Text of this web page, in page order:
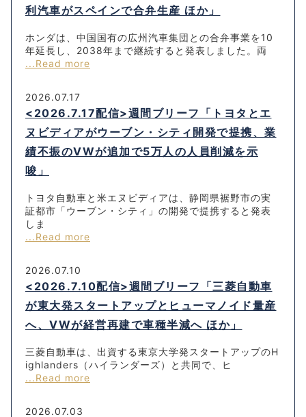
利汽車がスペインで合弁生産 ほか」
ホンダは、中国国有の広州汽車集団との合弁事業を10
年延長し、2038年まで継続すると発表しました。両
...Read more
2026.07.17
<2026.7.17配信>週間ブリーフ「トヨタとエ
ヌビディアがウーブン・シティ開発で提携、業
績不振のVWが追加で5万人の人員削減を示
唆」
トヨタ自動車と米エヌビディアは、静岡県裾野市の実
証都市「ウーブン・シティ」の開発で提携すると発表
しま
...Read more
2026.07.10
<2026.7.10配信>週間ブリーフ「三菱自動車
が東大発スタートアップとヒューマノイド量産
へ、VWが経営再建で車種半減へ ほか」
三菱自動車は、出資する東京大学発スタートアップのH
ighlanders（ハイランダーズ）と共同で、ヒ
...Read more
2026.07.03